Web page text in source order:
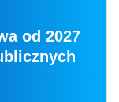
od 2027